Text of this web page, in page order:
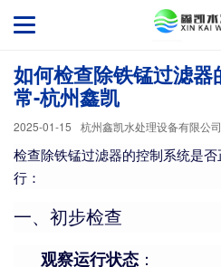
如何检查除铁锰过滤
常-杭州鑫凯
2025-01-15 杭州鑫凯水处理设备有限公司
检查除铁锰过滤器的控制系统是
行：
一、初步检查
观察运行状态 ：